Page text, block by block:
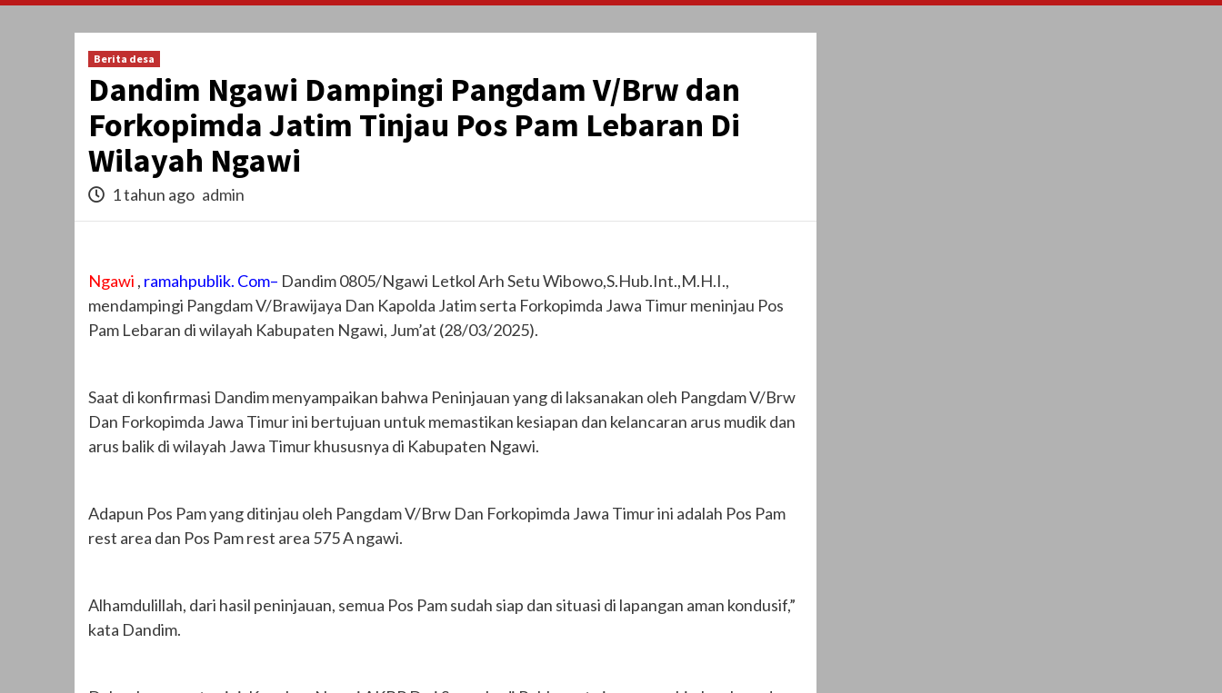
Berita desa
Dandim Ngawi Dampingi Pangdam V/Brw dan
Forkopimda Jatim Tinjau Pos Pam Lebaran Di
Wilayah Ngawi
1 tahun ago admin
Ngawi , ramahpublik. Com– Dandim 0805/Ngawi Letkol Arh Setu Wibowo,S.Hub.Int.,M.H.I.,
mendampingi Pangdam V/Brawijaya Dan Kapolda Jatim serta Forkopimda Jawa Timur meninjau Pos
Pam Lebaran di wilayah Kabupaten Ngawi, Jum’at (28/03/2025).
Saat di konfirmasi Dandim menyampaikan bahwa Peninjauan yang di laksanakan oleh Pangdam V/Brw
Dan Forkopimda Jawa Timur ini bertujuan untuk memastikan kesiapan dan kelancaran arus mudik dan
arus balik di wilayah Jawa Timur khususnya di Kabupaten Ngawi.
Adapun Pos Pam yang ditinjau oleh Pangdam V/Brw Dan Forkopimda Jawa Timur ini adalah Pos Pam
rest area dan Pos Pam rest area 575 A ngawi.
Alhamdulillah, dari hasil peninjauan, semua Pos Pam sudah siap dan situasi di lapangan aman kondusif,”
kata Dandim.